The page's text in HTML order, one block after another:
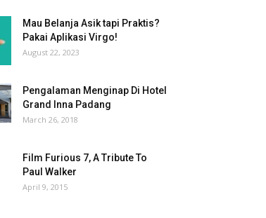
Mau Belanja Asik tapi Praktis?
Pakai Aplikasi Virgo!
August 22, 2023
Pengalaman Menginap Di Hotel
Grand Inna Padang
March 26, 2018
Film Furious 7, A Tribute To
Paul Walker
April 9, 2015